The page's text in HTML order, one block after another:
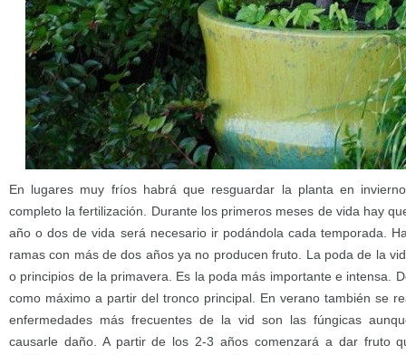
En lugares muy fríos habrá que resguardar la planta en
completo la fertilización. Durante los primeros meses de vida hay
año o dos de vida será necesario ir podándola cada temporada.
ramas con más de dos años ya no producen fruto. La poda de la
o principios de la primavera. Es la poda más importante e intensa.
como máximo a partir del tronco principal. En verano también se
enfermedades más frecuentes de la vid son las fúngicas
causarle daño. A partir de los 2-3 años comenzará a dar fruto